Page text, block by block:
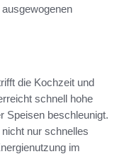
die Kochzeit und
schnell hohe
Speisen beschleunigt.
nur schnelles
im